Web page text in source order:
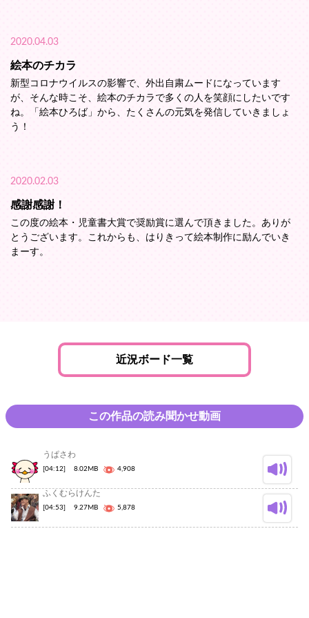
2020.04.03
絵本のチカラ
新型コロナウイルスの影響で、外出自粛ムードになっています
が、そんな時こそ、絵本のチカラで多くの人を笑顔にしたいです
ね。「絵本ひろば」から、たくさんの元気を発信していきましょ
う！
2020.02.03
感謝感謝！
この度の絵本・児童書大賞で奨励賞に選んで頂きました。ありが
とうございます。これからも、はりきって絵本制作に励んでいき
まーす。
近況ボード一覧
この作品の読み聞かせ動画
うぱさわ
[04:12] 8.02MB 4,908
ふくむらけんた
[04:53] 9.27MB 5,878